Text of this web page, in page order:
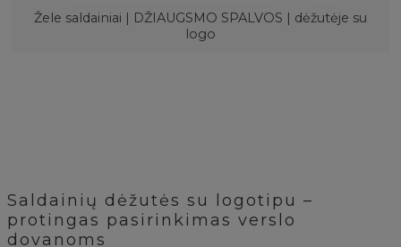
Žele saldainiai | DŽIAUGSMO SPALVOS | dėžutėje su
logo
Saldainių dėžutės su logotipu –
protingas pasirinkimas verslo
dovanoms